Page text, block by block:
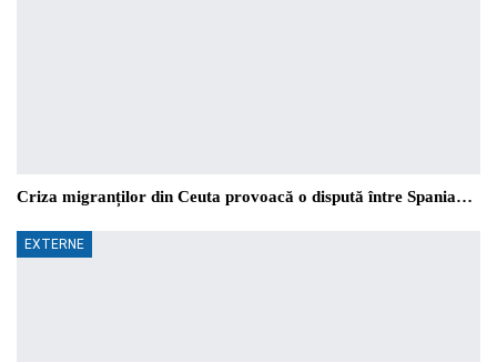
Criza migranților din Ceuta provoacă o dispută între Spania…
EXTERNE